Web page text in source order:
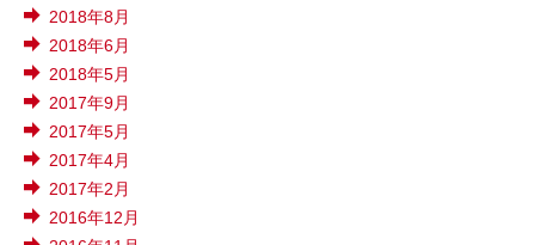
2018年8月
2018年6月
2018年5月
2017年9月
2017年5月
2017年4月
2017年2月
2016年12月